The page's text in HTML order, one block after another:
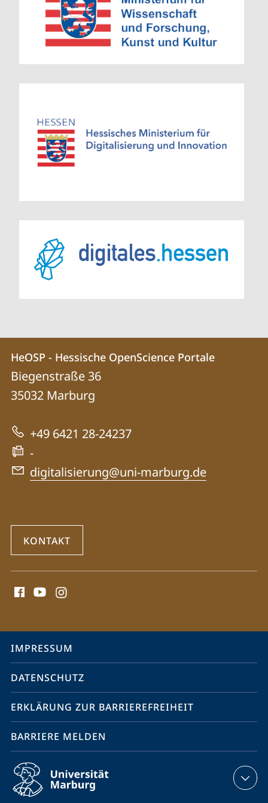
Kontakt
und
Informationen
zur
Website
Kontaktinformationen
HeOSP
-
Hessische
OpenScience
Portale
HeOSP - Hessische OpenScience Portale
Biegenstraße 36
35032 Marburg
+49 6421 28-24237
-
digitalisierung@uni-marburg.de
KONTAKT
Media
Service-
Navigation
IMPRESSUM
DATENSCHUTZ
ERKLÄRUNG ZUR BARRIEREFREIHEIT
BARRIERE MELDEN